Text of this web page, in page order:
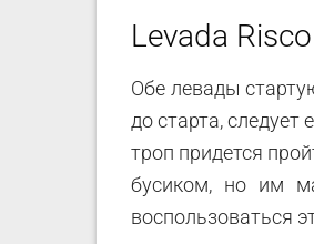
Levada
Обе левады
до старта,
троп придется
бусиком, но им
воспользоваться